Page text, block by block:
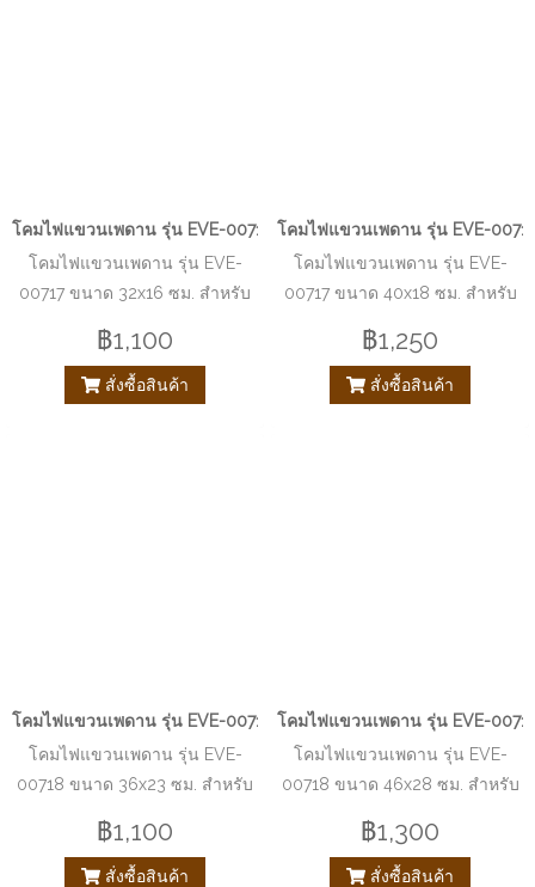
โคมไฟแขวนเพดาน รุ่น EVE-00717 ขนาด 32x16 ซม. สำหรับใส่หลอด
โคมไฟแขวนเพดาน รุ่น EVE-
00717 ขนาด 32x16 ซม. สำหรับ
฿1,100
สั่งซื้อสินค้า
โคมไฟแขวนเพดาน รุ่น EVE-
โคมไฟแขวนเพดาน รุ่น EVE-
00717 ขนาด 40x18 ซม. สำหรับ
฿1,250
สั่งซื้อสินค้า
โคมไฟแขวนเพดาน รุ่น EVE-00718 ขนาด 36x23 ซม. สำหรับใส่หลอด
โคมไฟแขวนเพดาน รุ่น EVE-
00718 ขนาด 36x23 ซม. สำหรับ
฿1,100
สั่งซื้อสินค้า
โคมไฟแขวนเพดาน รุ่น EVE-
โคมไฟแขวนเพดาน รุ่น EVE-
00718 ขนาด 46x28 ซม. สำหรับ
฿1,300
สั่งซื้อสินค้า